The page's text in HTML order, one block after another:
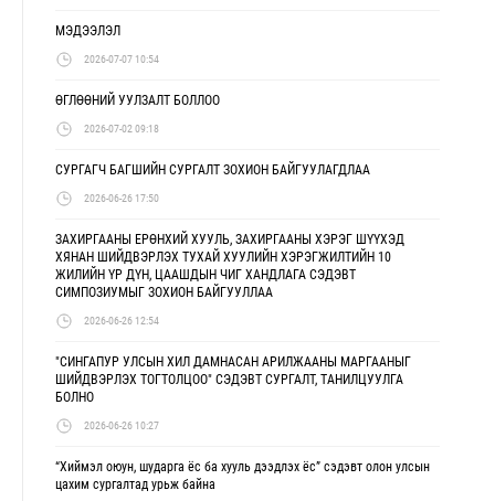
МЭДЭЭЛЭЛ
2026-07-07 10:54
ӨГЛӨӨНИЙ УУЛЗАЛТ БОЛЛОО
2026-07-02 09:18
СУРГАГЧ БАГШИЙН СУРГАЛТ ЗОХИОН БАЙГУУЛАГДЛАА
2026-06-26 17:50
ЗАХИРГААНЫ ЕРӨНХИЙ ХУУЛЬ, ЗАХИРГААНЫ ХЭРЭГ ШҮҮХЭД
ХЯНАН ШИЙДВЭРЛЭХ ТУХАЙ ХУУЛИЙН ХЭРЭГЖИЛТИЙН 10
ЖИЛИЙН ҮР ДҮН, ЦААШДЫН ЧИГ ХАНДЛАГА СЭДЭВТ
СИМПОЗИУМЫГ ЗОХИОН БАЙГУУЛЛАА
2026-06-26 12:54
"СИНГАПУР УЛСЫН ХИЛ ДАМНАСАН АРИЛЖААНЫ МАРГААНЫГ
ШИЙДВЭРЛЭХ ТОГТОЛЦОО" СЭДЭВТ СУРГАЛТ, ТАНИЛЦУУЛГА
БОЛНО
2026-06-26 10:27
“Хиймэл оюун, шударга ёс ба хууль дээдлэх ёс” сэдэвт олон улсын
цахим сургалтад урьж байна